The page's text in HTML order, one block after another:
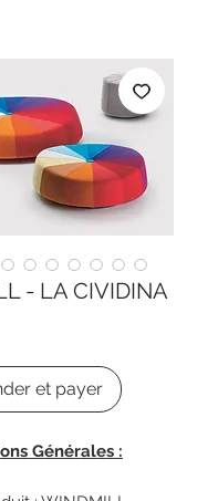
- LA CIVIDINA
et payer
Générales :